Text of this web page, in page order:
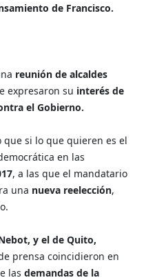
de Francisco.
reunión de alcaldes
expresaron su interés de
el Gobierno.
que si lo que quieren es el
en las
, a las que el mandatario
una nueva reelección,
y el de Quito,
prensa coincidieron en
lasdemandas de la